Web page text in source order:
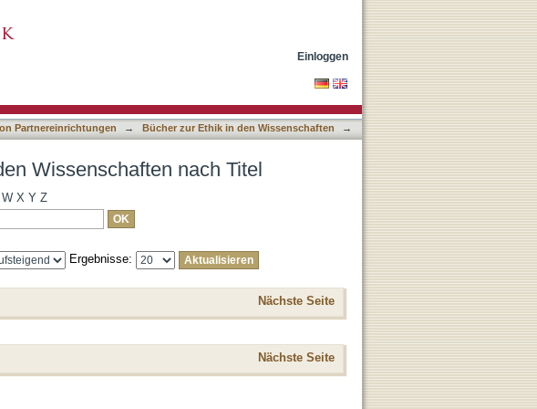
Einloggen
Partnereinrichtungen → Bücher zur Ethik in den Wissenschaften
→
Wissenschaften nach Titel
W X Y Z
Ergebnisse:
Nächste Seite
Nächste Seite